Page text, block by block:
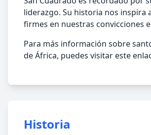
liderazgo. Su historia nos inspira
firmes en nuestras convicciones
Para más información sobre
de África, puedes visitar este
Historia